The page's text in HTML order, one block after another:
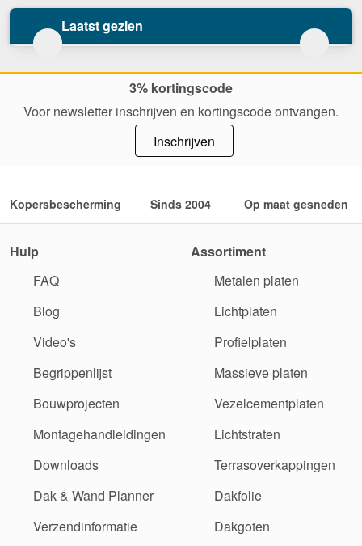
Laatst gezien
3% kortingscode
Voor newsletter inschrijven en kortingscode ontvangen.
Inschrijven
Kopersbescherming Sinds 2004 Op maat gesneden
Hulp
FAQ
Blog
Video's
Begrippenlijst
Bouwprojecten
Montagehandleidingen
Downloads
Dak & Wand Planner
Verzendinformatie
Assortiment
Metalen platen
Lichtplaten
Profielplaten
Massieve platen
Vezelcementplaten
Lichtstraten
Terrasoverkappingen
Dakfolie
Dakgoten